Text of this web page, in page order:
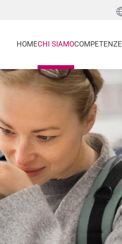
HOMECHI SIAMOCOMPETENZE